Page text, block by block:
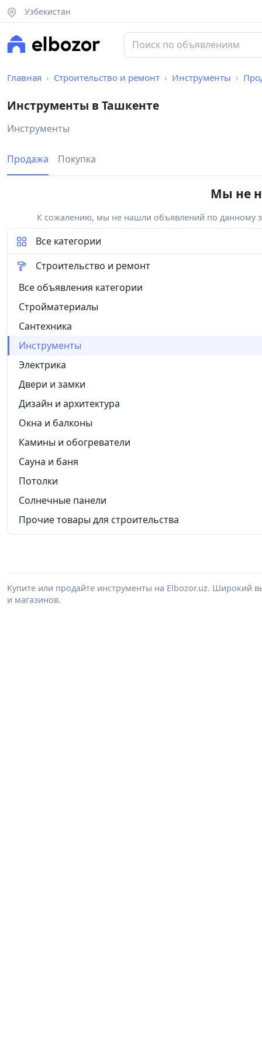
Узбекистан
Главная Строительство и ремонт Инструменты
Инструменты в Ташкенте
Инструменты
Продажа Покупка
Мы не
К сожалению, мы не нашли объявлений по данному
Все категории
Строительство и ремонт
Все объявления категории
Стройматериалы
Сантехника
Инструменты
Электрика
Двери и замки
Дизайн и архитектура
Окна и балконы
Камины и обогреватели
Сауна и баня
Потолки
Солнечные панели
Прочие товары для строительства
Купите или продайте инструменты на Elbozor.uz. Широкий
и магазинов.